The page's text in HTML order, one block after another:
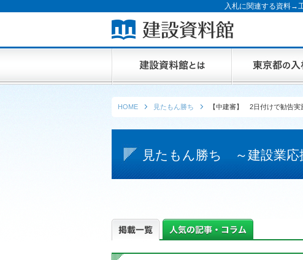
入札に関連する資料→
HOME 見たもん勝ち 【中建審】 2日付けで勧告実
見たもん勝ち ～建設業応